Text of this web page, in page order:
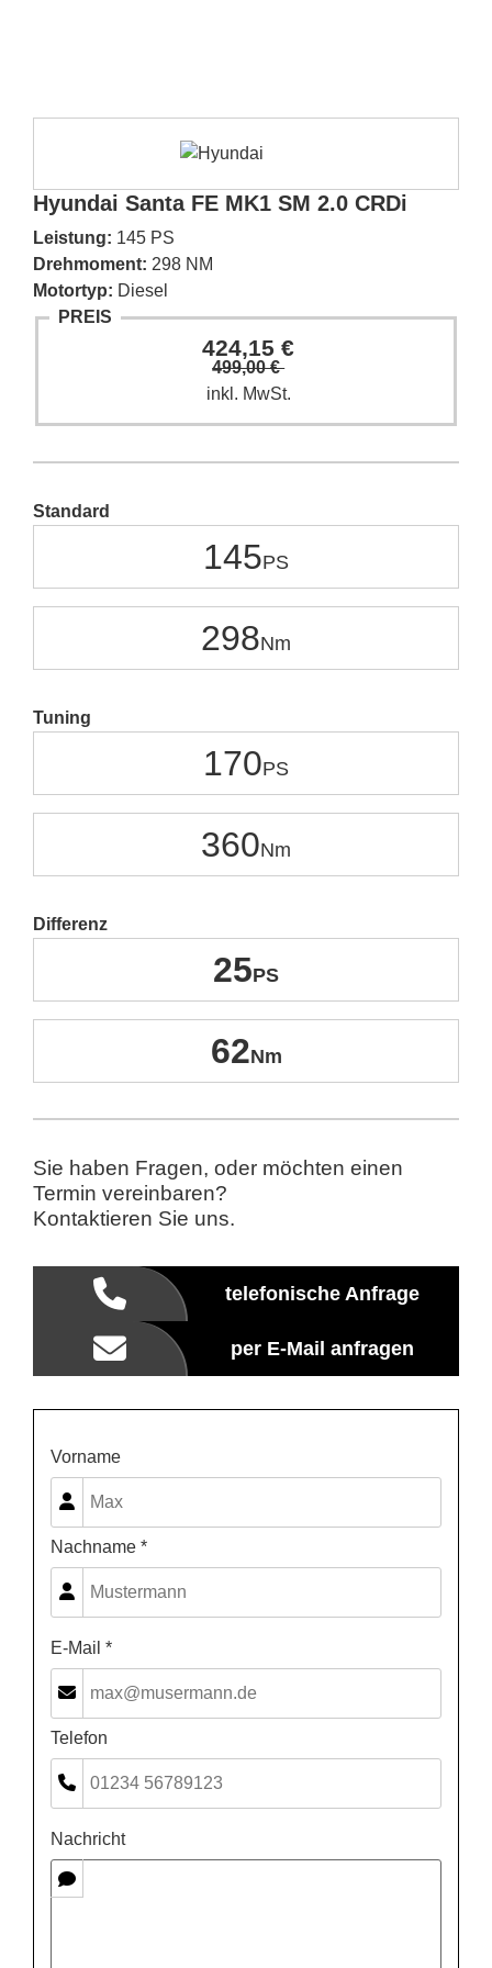
Hyundai Santa FE MK1 SM 2.0 CRDi
Leistung: 145 PS
Drehmoment: 298 NM
Motortyp: Diesel
PREIS
424,15 €
499,00 €
inkl. MwSt.
Standard
145
298
Tuning
170
360
Differenz
25
62
Sie haben Fragen, oder möchten einen
Termin vereinbaren?
Kontaktieren Sie uns.
telefonische Anfrage
per E-Mail anfragen
Vorname
Nachname *
E-Mail *
Telefon
Nachricht